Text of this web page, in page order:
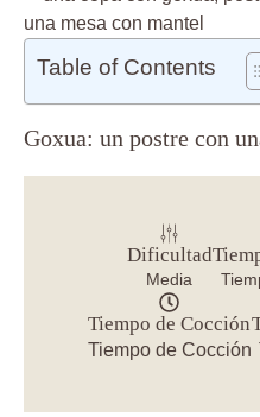
Table of Contents
Goxua: un postre con
Dificultad
Media
Tiempo de Cocción
Tiempo de Cocción